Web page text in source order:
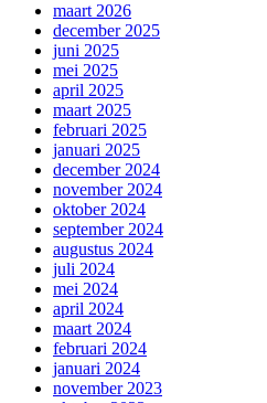
maart 2026
december 2025
juni 2025
mei 2025
april 2025
maart 2025
februari 2025
januari 2025
december 2024
november 2024
oktober 2024
september 2024
augustus 2024
juli 2024
mei 2024
april 2024
maart 2024
februari 2024
januari 2024
november 2023